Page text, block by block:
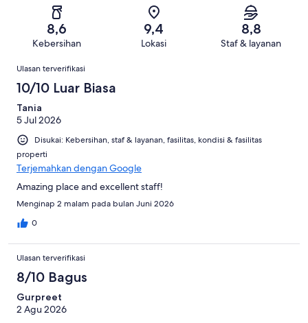
dari
ulasan
8,6
Kebersihan
9,4
Lokasi
8,8
Staf & layanan
Ulasan
Ulasan terverifikasi
10/10 Luar Biasa
Tania
5 Jul 2026
Disukai: Kebersihan, staf & layanan, fasilitas, kondisi & fasilitas
properti
Terjemahkan dengan Google
Amazing place and excellent staff!
Menginap 2 malam pada bulan Juni 2026
0
Ulasan terverifikasi
8/10 Bagus
Gurpreet
2 Agu 2026